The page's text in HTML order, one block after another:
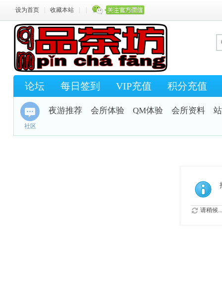
设为首页 收藏本站
论坛 每日签到 VIP充值 积分充值
社区
夜游推荐 会所体验 QM体验 会所资料
请稍候...